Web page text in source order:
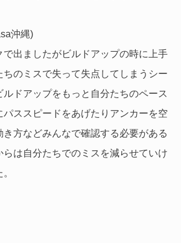
沖縄)
で出ましたがビルドアップの時に上手
ちのミスで失って失点してしまうシー
ルドアップをもっと自分たちのペース
パススピードをあげたりアンカーを空
方などみんなで確認する必要がある
らは自分たちでのミスを減らせていけ